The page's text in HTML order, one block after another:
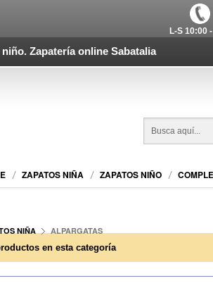
Zapatería online Sabatalia
L-S 10:00
ZAPATOS NIÑA ZAPATOS NIÑO
NIÑA
ALPARGATAS
en esta categoría